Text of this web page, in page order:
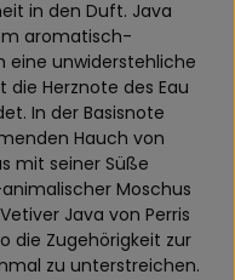
in den Duft. Java
aromatisch-
eine unwiderstehliche
Herznote des Eau
In der Basisnote
Hauch von
mit seiner Süße
Moschus
Java von Perris
die Zugehörigkeit zur
zu unterstreichen.